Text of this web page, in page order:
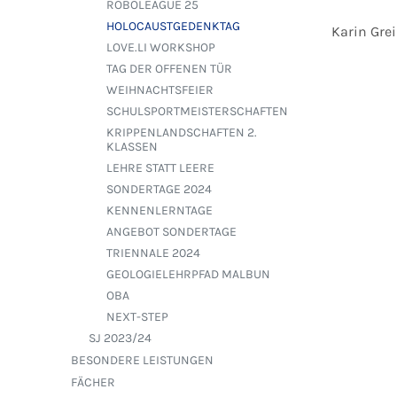
Karin
ROBOLEAGUE 25
HOLOCAUSTGEDENKTAG
LOVE.LI WORKSHOP
TAG DER OFFENEN TÜR
WEIHNACHTSFEIER
SCHULSPORTMEISTERSCHAFTEN
KRIPPENLANDSCHAFTEN 2.
KLASSEN
LEHRE STATT LEERE
SONDERTAGE 2024
KENNENLERNTAGE
ANGEBOT SONDERTAGE
TRIENNALE 2024
GEOLOGIELEHRPFAD MALBUN
OBA
NEXT-STEP
SJ 2023/24
BESONDERE LEISTUNGEN
FÄCHER